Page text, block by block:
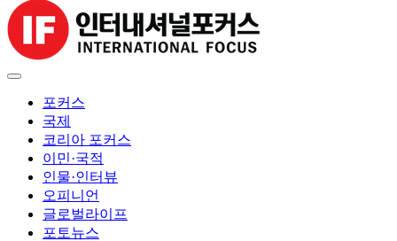
포커스
국제
코리아 포커스
이민·국적
인물·인터뷰
오피니언
글로벌라이프
포토뉴스